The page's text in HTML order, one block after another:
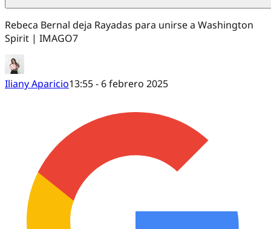
Rebeca Bernal deja Rayadas para unirse a Washington
Spirit | IMAGO7
Iliany Aparicio13:55 - 6 febrero 2025